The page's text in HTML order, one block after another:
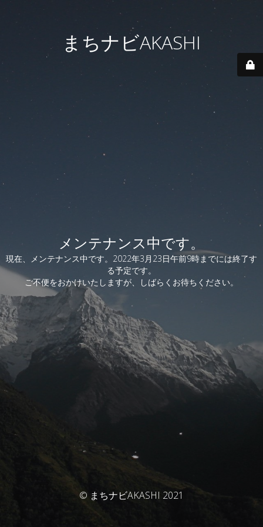
まちナビAKASHI
メンテナンス中です。
現在、メンテナンス中です。2022年3月23日午前9時までには終了す
る予定です。
ご不便をおかけいたしますが、しばらくお待ちください。
© まちナビAKASHI 2021